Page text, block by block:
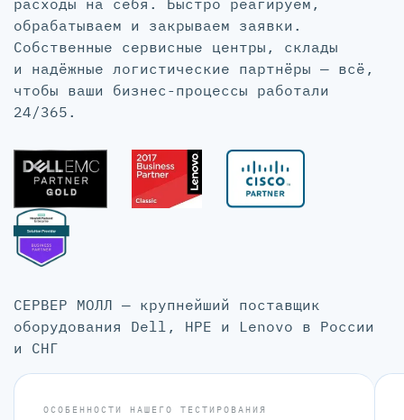
обрабатываем и закрываем заявки.
Собственные сервисные центры, склады
и надёжные логистические партнёры — всё,
чтобы ваши бизнес-процессы работали
24/365.
СЕРВЕР МОЛЛ — крупнейший поставщик
оборудования Dell, HPE и Lenovo в России
и СНГ
ОСОБЕННОСТИ НАШЕГО ТЕСТИРОВАНИЯ